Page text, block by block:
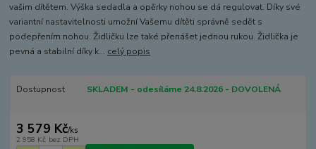
vašim dítětem. Výška sedadla a opěrky nohou se dá regulovat. Díky své
variantní nastavitelnosti umožní Vašemu dítěti správně sedět s
podepřením nohou. Židličku lze také přenášet jednou rukou. Židlička je
pevná a stabilní díky k... celý popis
Dostupnost SKLADEM - odesíláme 24.8.2026 - DOVOLENÁ
3 579 Kč/ks
2 958 Kč bez DPH